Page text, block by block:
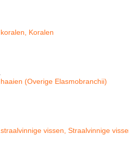
koralen, Koralen
haaien (Overige Elasmobranchii)
straalvinnige vissen, Straalvinnige